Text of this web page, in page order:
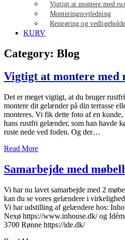
Vigtigt at montere med
Monteringsvejledning
Rengøring og
KURV
Category: Blog
Vigtigt at montere
Det er meget vigtigt, at du bruger
montere dit gelænder på din terrasse
monteres. Vi fik dette foto af en
hans rustfri gelænder, som han havde
ruste nede ved foden. Og der…
Read More
Samarbejde med
Vi har nu lavet samarbejde med 2
kan du se vores gelændere i
Vi har udstilling af gelændere hos:
Nexø https://www.inhouse.dk/ og
3700 Rønne https://ide.dk/